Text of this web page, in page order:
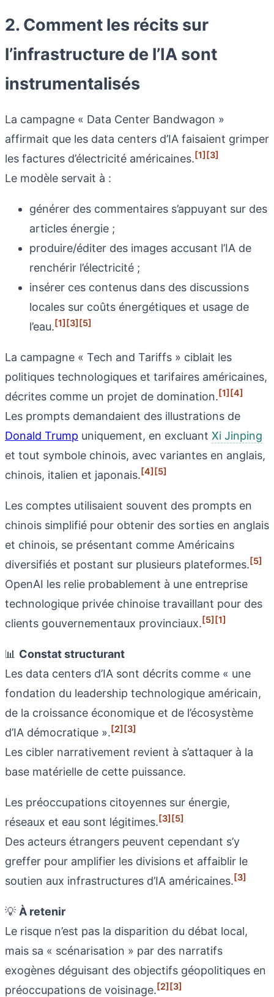
2. Comment les récits sur
l’infrastructure de l’IA sont
instrumentalisés
La campagne « Data Center Bandwagon »
affirmait que les data centers d’IA faisaient grimper
les factures d’électricité américaines.[1][3]
Le modèle servait à :
générer des commentaires s’appuyant sur des
articles énergie ;
produire/éditer des images accusant l’IA de
renchérir l’électricité ;
insérer ces contenus dans des discussions
locales sur coûts énergétiques et usage de
l’eau.[1][3][5]
La campagne « Tech and Tariffs » ciblait les
politiques technologiques et tarifaires américaines,
décrites comme un projet de domination.[1][4]
Les prompts demandaient des illustrations de
Donald Trump uniquement, en excluant Xi Jinping
et tout symbole chinois, avec variantes en anglais,
chinois, italien et japonais.[4][5]
Les comptes utilisaient souvent des prompts en
chinois simplifié pour obtenir des sorties en anglais
et chinois, se présentant comme Américains
diversifiés et postant sur plusieurs plateformes.[5]
OpenAI les relie probablement à une entreprise
technologique privée chinoise travaillant pour des
clients gouvernementaux provinciaux.[5][1]
📊 Constat structurant
Les data centers d’IA sont décrits comme « une
fondation du leadership technologique américain,
de la croissance économique et de l’écosystème
d’IA démocratique ».[2][3]
Les cibler narrativement revient à s’attaquer à la
base matérielle de cette puissance.
Les préoccupations citoyennes sur énergie,
réseaux et eau sont légitimes.[3][5]
Des acteurs étrangers peuvent cependant s’y
greffer pour amplifier les divisions et affaiblir le
soutien aux infrastructures d’IA américaines.[3]
💡 À retenir
Le risque n’est pas la disparition du débat local,
mais sa « scénarisation » par des narratifs
exogènes déguisant des objectifs géopolitiques en
préoccupations de voisinage.[2][3]